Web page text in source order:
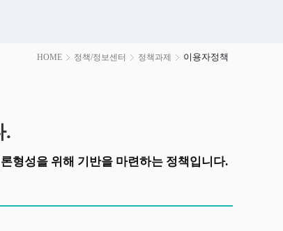
HOME 정책/정보센터 정책과제 이용자정책
.
형성을 위해 기반을 마련하는 정책입니다.